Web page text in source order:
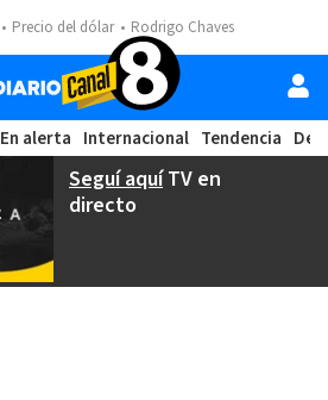
Precio del dólar Rodrigo Chaves
En alerta Internacional Tendencia
Seguí aquíTV en
directo